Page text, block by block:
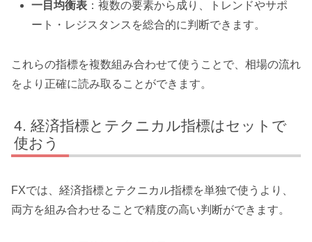
一目均衡表 ：複数の要素から成り、トレンドやサポ
ート・レジスタンスを総合的に判断できます。
これらの指標を複数組み合わせて使うことで、相場の流れ
をより正確に読み取ることができます。
経済指標とテクニカル指標はセットで
使おう
FXでは、経済指標とテクニカル指標を単独で使うより、
両方を組み合わせることで精度の高い判断ができます。